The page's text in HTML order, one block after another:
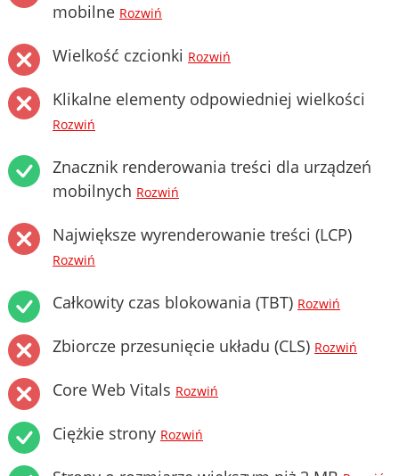
mobilne Rozwiń
Wielkość czcionki Rozwiń
Klikalne elementy odpowiedniej wielkości
Rozwiń
Znacznik renderowania treści dla urządzeń
mobilnych Rozwiń
Największe wyrenderowanie treści (LCP)
Rozwiń
Całkowity czas blokowania (TBT) Rozwiń
Zbiorcze przesunięcie układu (CLS) Rozwiń
Core Web Vitals Rozwiń
Ciężkie strony Rozwiń